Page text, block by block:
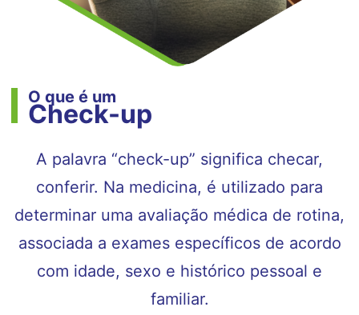
O que é um
Check-up
A palavra “check-up” significa checar,
conferir. Na medicina, é utilizado para
determinar uma avaliação médica de rotina,
associada a exames específicos de acordo
com idade, sexo e histórico pessoal e
familiar.